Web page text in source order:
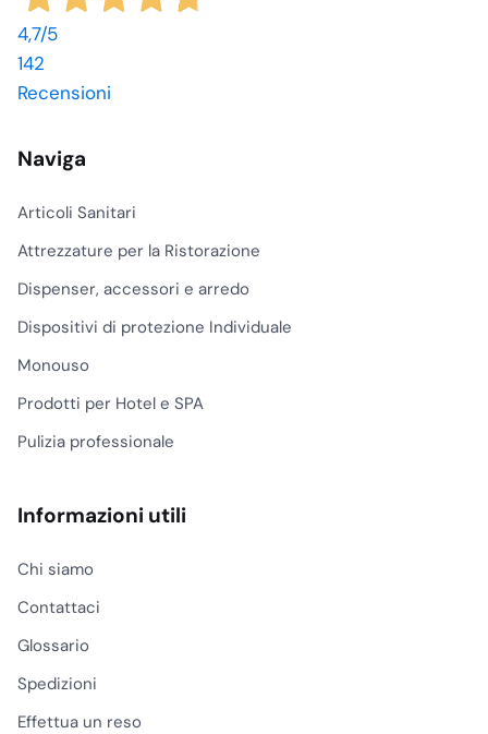
4,7/5
142
Recensioni
Naviga
Articoli Sanitari
Attrezzature per la Ristorazione
Dispenser, accessori e arredo
Dispositivi di protezione Individuale
Monouso
Prodotti per Hotel e SPA
Pulizia professionale
Informazioni utili
Chi siamo
Contattaci
Glossario
Spedizioni
Effettua un reso